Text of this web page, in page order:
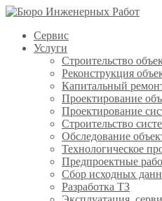
Сервис
Услуги
Строительство
Реконструкция
Капитальный
Проектирование
Проектирование
Строительство
Обследование
Технологическое
Предпроектные
Сбор исходных
Разработка ТЗ